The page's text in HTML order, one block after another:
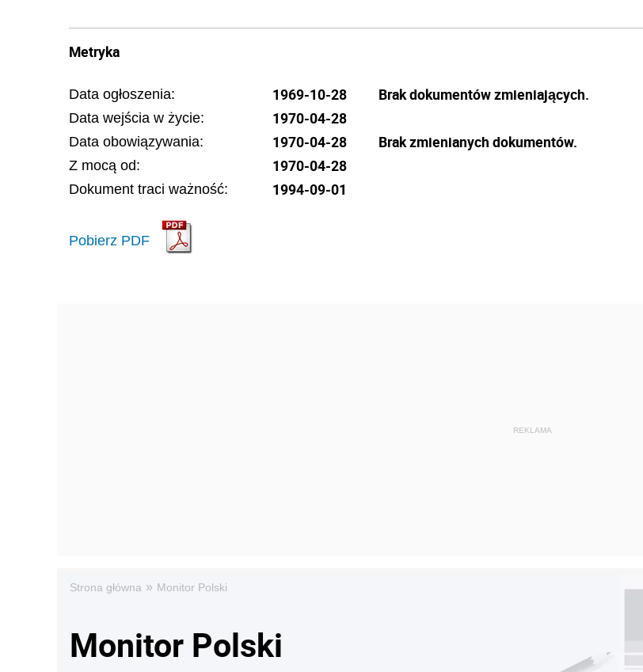
Metryka
Data ogłoszenia: 1969-10-28
Data wejścia w życie: 1970-04-28
Data obowiązywania: 1970-04-28
Z mocą od: 1970-04-28
Dokument traci ważność: 1994-09-01
Pobierz PDF
Brak dokumentów zmieniających.
Brak zmienianych dokumentów.
Strona główna » Monitor Polski
Monitor Polski